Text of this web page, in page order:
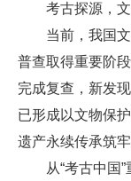
考古探源，文
当前，我国
普查取得重要阶
完成复查，新发
已形成以文物保
遗产永续传承筑牢
从“考古中国